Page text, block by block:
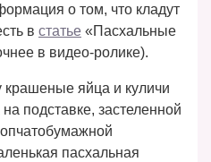
о том, что кладут
в статье «Пасхальные
в видео-ролике).
яйца и куличи
подставке, застеленной
пасхальная